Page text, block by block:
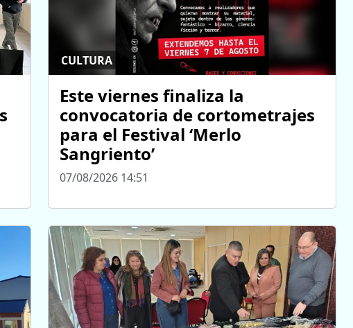
CULTURA
Este viernes finaliza la
convocatoria de cortometrajes
para el Festival ‘Merlo
Sangriento’
07/08/2026 14:51